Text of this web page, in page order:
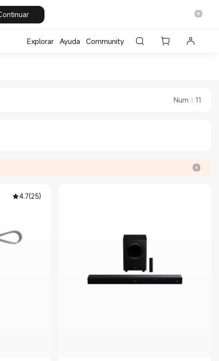
Explorar Ayuda Community
Num ： 11
4.7(25)